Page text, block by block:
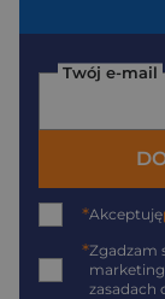
Twój e-mail
*Akceptuję
*Zgadzam
zasadach